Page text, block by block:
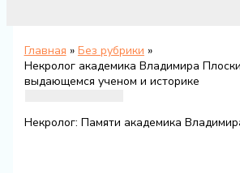
Главная
Без рубрики
Некролог академика Владимира
выдающемся ученом и историке
Некролог: Памяти академика